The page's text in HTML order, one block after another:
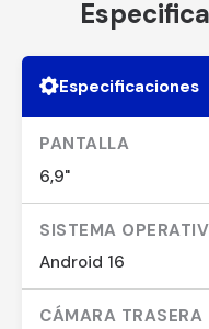
Especificaciones
PANTALLA
6,9"
SISTEMA
Android 16
CÁMARA TRASERA